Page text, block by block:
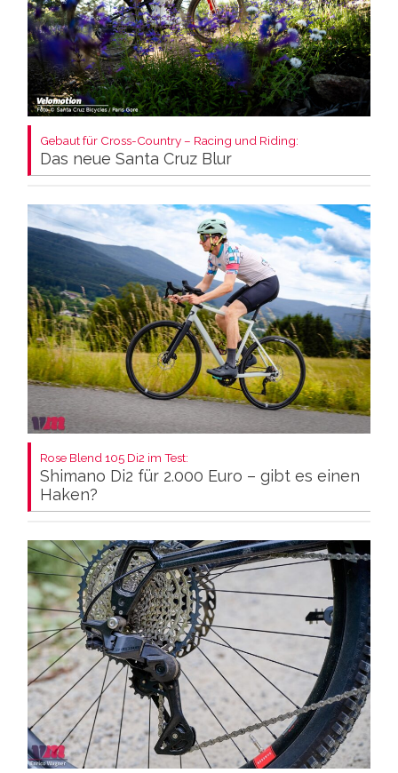
Gebaut für Cross-Country – Racing und Riding:
Das neue Santa Cruz Blur
Rose Blend 105 Di2 im Test:
Shimano Di2 für 2.000 Euro – gibt es einen
Haken?